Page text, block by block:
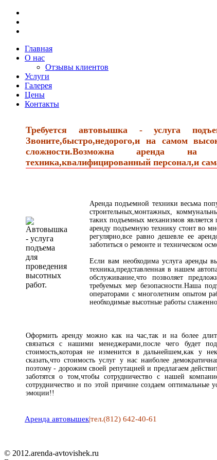
Главная
О нас
Отзывы клиентов
Услуги
Галерея
Цены
Контакты
Требуется автовышка - услуга
Звоните,быстро,недорого,и на самом
сложности.Возможна аренда на
техника,квалифицированный персонал,и
Аренда подъемной техники весьма
строительных,монтажных,
таких подъемных механизмов
аренду подъемную технику стоит во
регулярно,все равно дешевле ее
заботиться о ремонте и техническом
Если вам необходима услуга аренды
техника,представленная в нашем
обслуживание,что позволяет
требуемых мер безопасности.Наша
операторами с многолетним опытом
необходимые высотные работы
Оформить аренду можно как на час,так и на более
связаться с нашими менеджерами,после чего будет
стоимость,которая не изменится в дальнейшем,как у
сказать,что стоимость услуг у нас наиболее
поэтому - дорожим своей репутацией и предлагаем
заботятся о том,чтобы сотрудничество с нашей
сотрудничество и по этой причине создаем оптимальные
эмоции!!
Аренда автовышек|тел.(812) 642-40-61
© 2012.arenda-avtovishek.ru